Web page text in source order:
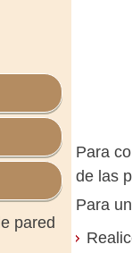
pared
Para
de las
Para